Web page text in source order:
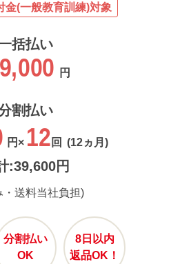
金(一般教育訓練)対象
括払い
円
割払い
円× 12 回 (12ヵ月)
:39,600円
・送料当社負担)
分割払い
OK
8日以内
返品OK！